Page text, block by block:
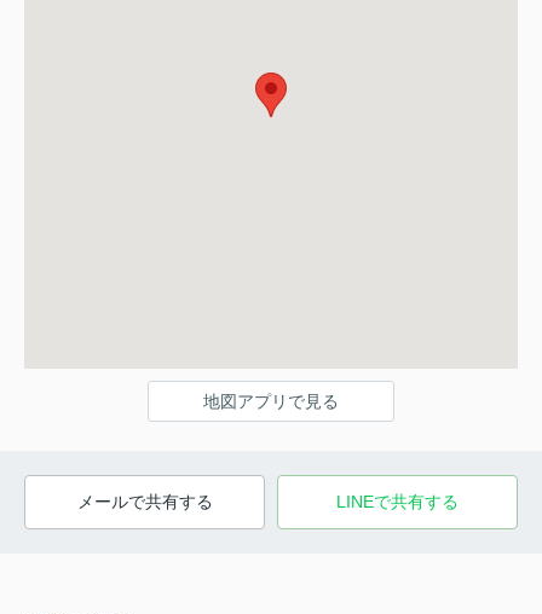
地図アプリで見る
メールで共有する LINEで共有する